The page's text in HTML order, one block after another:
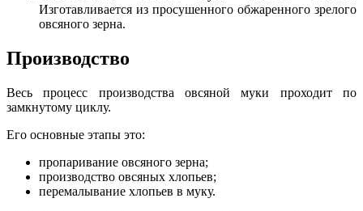
Изготавливается из просушенного обжаренного зрелого
овсяного зерна.
Производство
Весь процесс производства овсяной муки проходит по
замкнутому циклу.
Его основные этапы это:
пропаривание овсяного зерна;
производство овсяных хлопьев;
перемалывание хлопьев в муку.